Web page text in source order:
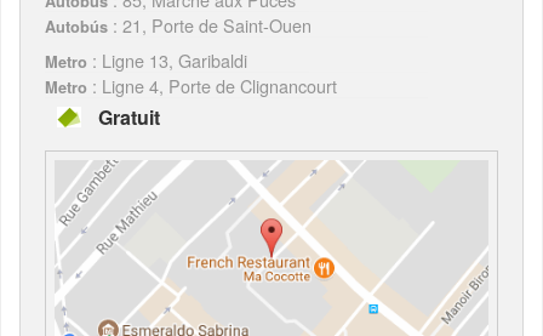
Autobús : 21, Porte de Saint-Ouen
Metro : Ligne 13, Garibaldi
Metro : Ligne 4, Porte de Clignancourt
Gratuit